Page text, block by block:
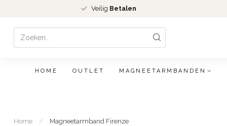
Veilig Betalen
HOME OUTLET MAGNEETARMBANDEN
Home / Magneetarmband Firenze